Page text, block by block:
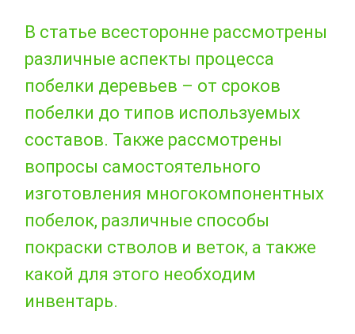
В статье всесторонне рассмотрены
различные аспекты процесса
побелки деревьев – от сроков
побелки до типов используемых
составов. Также рассмотрены
вопросы самостоятельного
изготовления многокомпонентных
побелок, различные способы
покраски стволов и веток, а также
какой для этого необходим
инвентарь.